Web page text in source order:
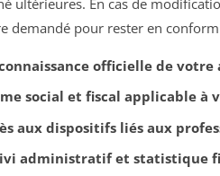
demandé pour rester en
officielle de
social et fiscal applicable à
aux dispositifs liés aux
administratif et statistique